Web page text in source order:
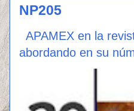
NP205
APAMEX en la
abordando en su